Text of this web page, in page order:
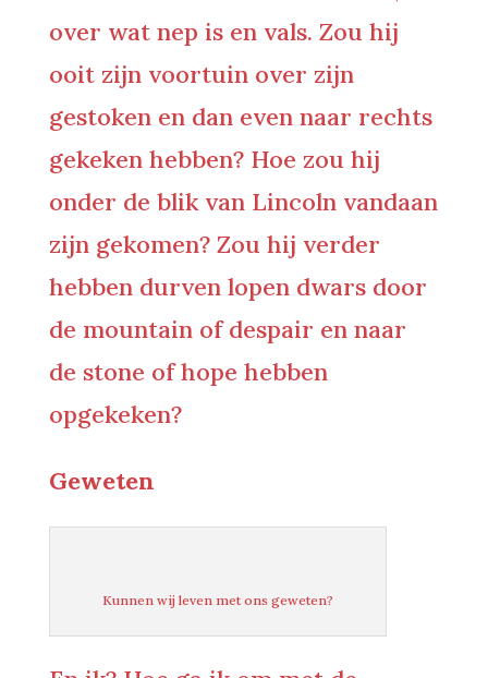
over wat nep is en vals. Zou hij
ooit zijn voortuin over zijn
gestoken en dan even naar rechts
gekeken hebben? Hoe zou hij
onder de blik van Lincoln vandaan
zijn gekomen? Zou hij verder
hebben durven lopen dwars door
de mountain of despair en naar
de stone of hope hebben
opgekeken?
Geweten
Kunnen wij leven met ons geweten?